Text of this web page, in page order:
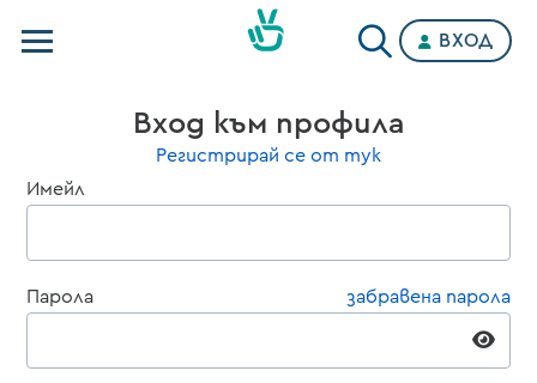
Категории
ВХОД
Вход към профила
Регистрирай се от тук
Имейл
Парола забравена парола